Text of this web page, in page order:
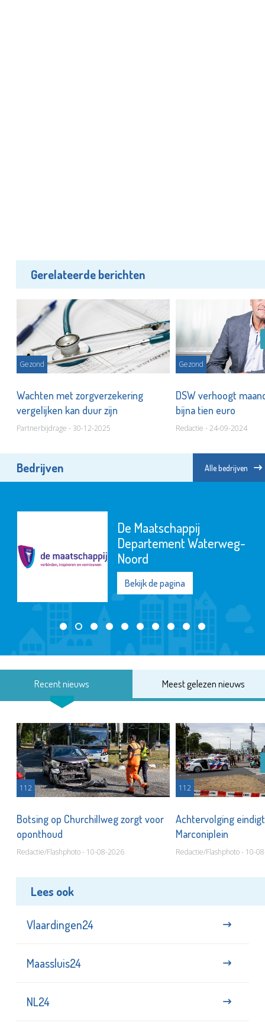
Gerelateerde berichten
Gezond
Wachten met zorgverzekering
vergelijken kan duur zijn
Partnerbijdrage - 30-12-2025
Gezond
DSW verhoogt
bijna tien euro
Redactie - 24-09-2024
Bedrijven Alle bedrijven
De Maatschappij
Departement Waterweg-
Noord
Bekijk de pagina
Recent nieuws Meest gelezen nieuws
112
Botsing op Churchillweg zorgt voor
oponthoud
Redactie/Flashphoto - 10-08-2026
112
Achtervolging
Marconiplein
Redactie/Flashphoto - 10-
Lees ook
Vlaardingen24
Maassluis24
NL24